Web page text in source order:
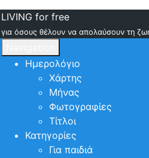
LIVING for free
για όσους θέλουν να απολαύσουν τη
Ημερολόγιο
Χάρτης
Μήνας
Φωτογραφίες
Τίτλοι
Κατηγορίες
Για παιδιά